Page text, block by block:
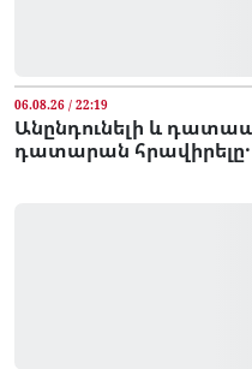
06.08.26 / 22:19
Անընդունելի և
դատարան